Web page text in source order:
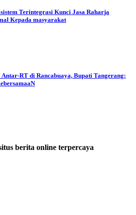
Terintegrasi Kunci Jasa Raharja
Kepada masyarakat
RT di Rancabuaya, Bupati Tangerang:
berita online terpercaya